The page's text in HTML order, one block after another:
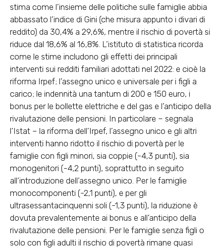
stima come l’insieme delle politiche sulle famiglie abbia
abbassato l’indice di Gini (che misura appunto i divari di
reddito) da 30,4% a 29,6%, mentre il rischio di povertà si
riduce dal 18,6% al 16,8%. L’istituto di statistica ricorda
come le stime includono gli effetti dei principali
interventi sui redditi familiari adottati nel 2022: e cioè la
riforma Irpef; l’assegno unico e universale per i figli a
carico; le indennità una tantum di 200 e 150 euro, i
bonus per le bollette elettriche e del gas e l’anticipo della
rivalutazione delle pensioni. In particolare – segnala
l’Istat – la riforma dell’Irpef, l’assegno unico e gli altri
interventi hanno ridotto il rischio di povertà per le
famiglie con figli minori, sia coppie (-4,3 punti), sia
monogenitori (-4,2 punti), soprattutto in seguito
all’introduzione dell’assegno unico. Per le famiglie
monocomponenti (-2,1 punti), e per gli
ultrasessantacinquenni soli (-1,3 punti), la riduzione è
dovuta prevalentemente ai bonus e all’anticipo della
rivalutazione delle pensioni. Per le famiglie senza figli o
solo con figli adulti il rischio di povertà rimane quasi